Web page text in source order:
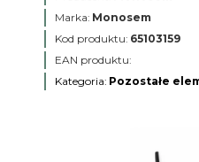
Marka: Monosem
Kod produktu: 65103159
EAN produktu:
Kategoria: Pozostałe